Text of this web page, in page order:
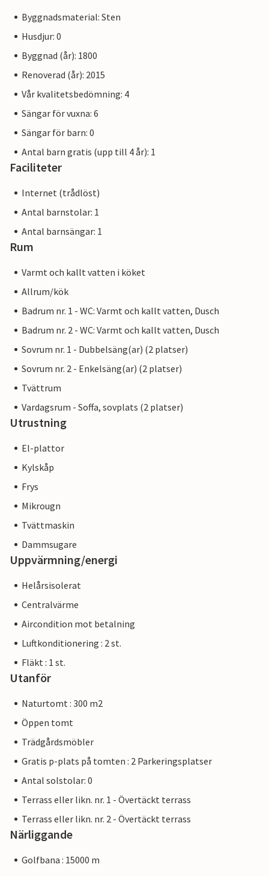
Byggnadsmaterial: Sten
Husdjur: 0
Byggnad (år): 1800
Renoverad (år): 2015
Vår kvalitetsbedömning: 4
Sängar för vuxna: 6
Sängar för barn: 0
Antal barn gratis (upp till 4 år): 1
Faciliteter
Internet (trådlöst)
Antal barnstolar: 1
Antal barnsängar: 1
Rum
Varmt och kallt vatten i köket
Allrum/kök
Badrum nr. 1 - WC: Varmt och kallt vatten, Dusch
Badrum nr. 2 - WC: Varmt och kallt vatten, Dusch
Sovrum nr. 1 - Dubbelsäng(ar) (2 platser)
Sovrum nr. 2 - Enkelsäng(ar) (2 platser)
Tvättrum
Vardagsrum - Soffa, sovplats (2 platser)
Utrustning
El-plattor
Kylskåp
Frys
Mikrougn
Tvättmaskin
Dammsugare
Uppvärmning/energi
Helårsisolerat
Centralvärme
Aircondition mot betalning
Luftkonditionering : 2 st.
Fläkt : 1 st.
Utanför
Naturtomt : 300 m2
Öppen tomt
Trädgårdsmöbler
Gratis p-plats på tomten : 2 Parkeringsplatser
Antal solstolar: 0
Terrass eller likn. nr. 1 - Övertäckt terrass
Terrass eller likn. nr. 2 - Övertäckt terrass
Närliggande
Golfbana : 15000 m